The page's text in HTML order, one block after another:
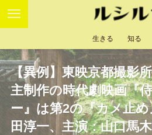
生きる 知る
【異例】東映京都撮影
主制作の時代劇映画『
ー』は第2の『カメ止
田淳一、主演：山口馬